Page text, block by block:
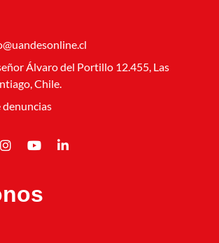
Álvaro del Portillo 12.455, Las
Chile.
denuncias